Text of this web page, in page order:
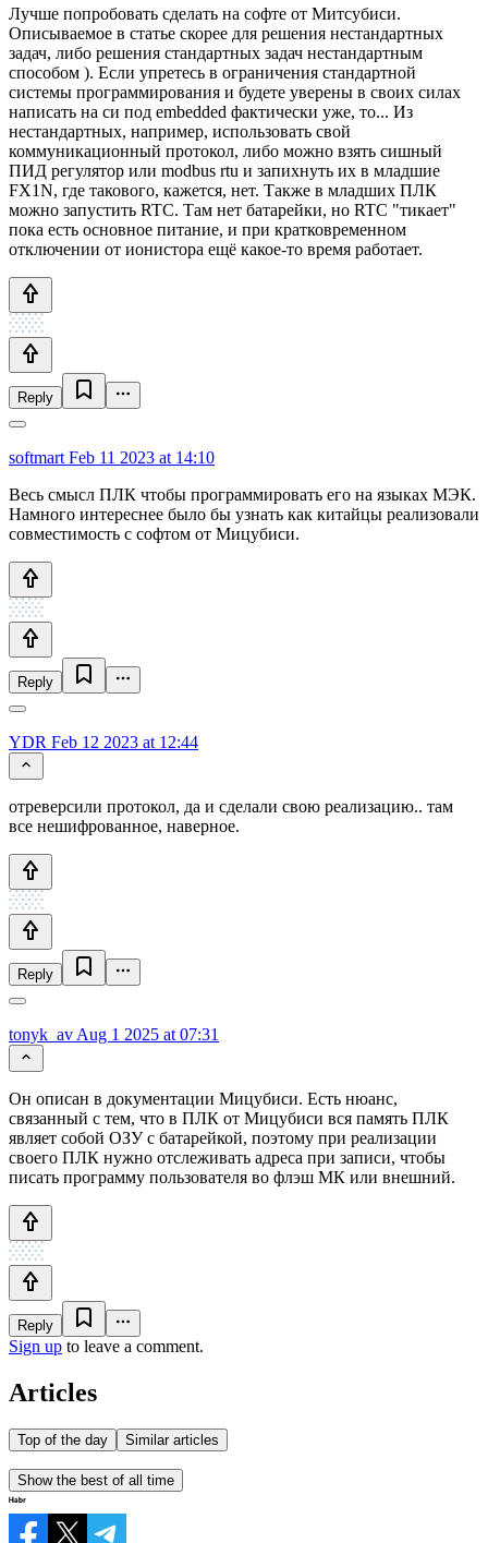
Лучше попробовать сделать на софте от Митсубиси.
Описываемое в статье скорее для решения нестандартных
задач, либо решения стандартных задач нестандартным
способом ). Если упретесь в ограничения стандартной
системы программирования и будете уверены в своих силах
написать на си под embedded фактически уже, то... Из
нестандартных, например, использовать свой
коммуникационный протокол, либо можно взять сишный
ПИД регулятор или modbus rtu и запихнуть их в младшие
FX1N, где такового, кажется, нет. Также в младших ПЛК
можно запустить RTC. Там нет батарейки, но RTC "тикает"
пока есть основное питание, и при кратковременном
отключении от ионистора ещё какое-то время работает.
Reply
softmart Feb 11 2023 at 14:10
Весь смысл ПЛК чтобы программировать его на языках МЭК.
Намного интереснее было бы узнать как китайцы реализовали
совместимость с софтом от Мицубиси.
Reply
YDR Feb 12 2023 at 12:44
отреверсили протокол, да и сделали свою реализацию.. там
все нешифрованное, наверное.
Reply
tonyk_av Aug 1 2025 at 07:31
Он описан в документации Мицубиси. Есть нюанс,
связанный с тем, что в ПЛК от Мицубиси вся память ПЛК
являет собой ОЗУ с батарейкой, поэтому при реализации
своего ПЛК нужно отслеживать адреса при записи, чтобы
писать программу пользователя во флэш МК или внешний.
Reply
Sign up to leave a comment.
Articles
Top of the day Similar articles
Show the best of all time